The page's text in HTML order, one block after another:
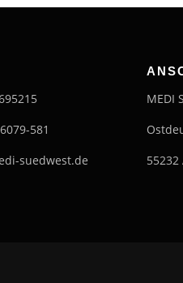
581
suedwest.de
MEDI
55232